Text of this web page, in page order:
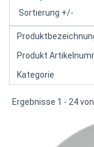
Sortierung +/-
Produkt
Kategorie
Ergebnisse 1 - 24